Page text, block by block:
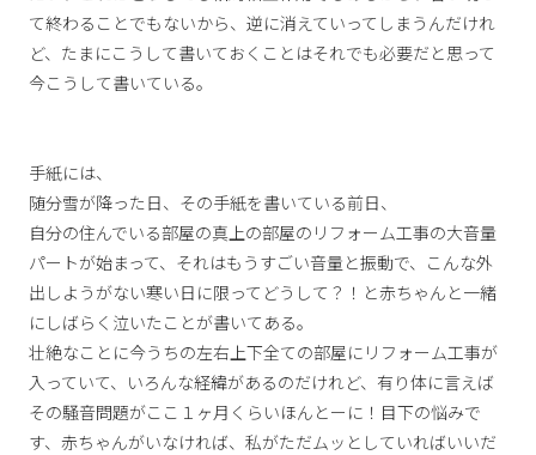
て終わることでもないから、逆に消えていってしまうんだけれ
ど、たまにこうして書いておくことはそれでも必要だと思って
今こうして書いている。
手紙には、
随分雪が降った日、その手紙を書いている前日、
自分の住んでいる部屋の真上の部屋のリフォーム工事の大音量
パートが始まって、それはもうすごい音量と振動で、こんな外
出しようがない寒い日に限ってどうして？！と赤ちゃんと一緒
にしばらく泣いたことが書いてある。
壮絶なことに今うちの左右上下全ての部屋にリフォーム工事が
入っていて、いろんな経緯があるのだけれど、有り体に言えば
その騒音問題がここ１ヶ月くらいほんとーに！目下の悩みで
す、赤ちゃんがいなければ、私がただムッとしていればいいだ